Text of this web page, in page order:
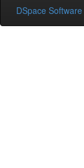
DSpace Software